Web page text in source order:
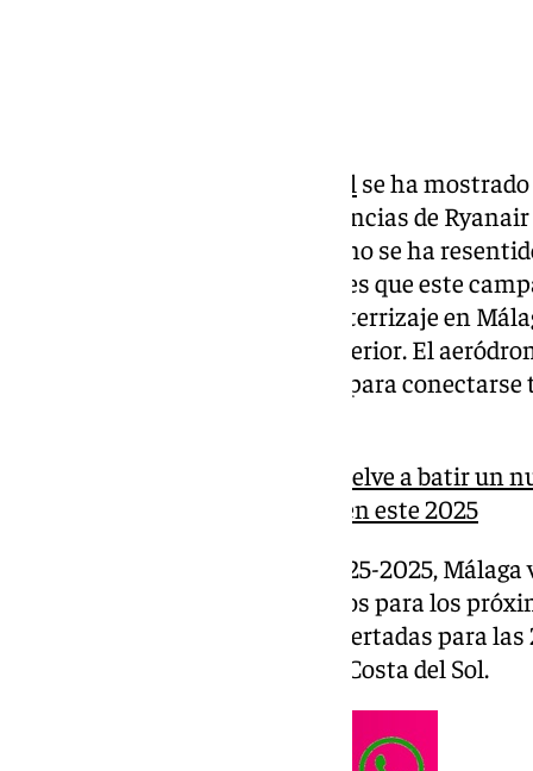
Aeropuerto de la Costa del Sol se ha
habido tensión por las discrepancias de
malagueña es de las pocas que no se ha
aerolínea irlandesa y la prueba es que este
58.000 vuelos con despegue o aterrizaje en
incremento respecto al año anterior. El
millones de asientos ofertadas para conectarse
El Aeropuerto de Málaga vuelve a batir un
los 15 millones de viajeros en este 2025
En esta temporada invernal 2025-2025,
total de 10,4 millones de asientos para los
incremento del 6% de billetes ofertadas para
próximas 22 semanas desde la Costa del Sol.